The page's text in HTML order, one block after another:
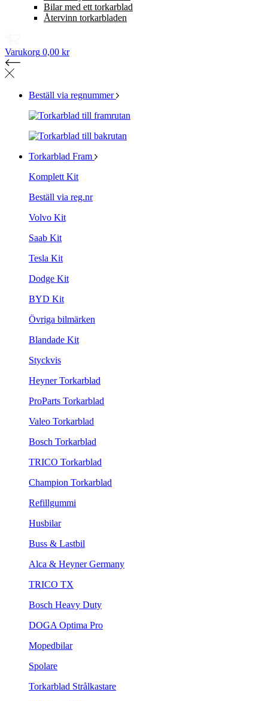
Bilar med ett torkarblad
Återvinn torkarbladen
Varukorg 0,00 kr
Beställ via regnummer
Torkarblad Fram
Komplett Kit
Beställ via reg.nr
Volvo Kit
Saab Kit
Tesla Kit
Dodge Kit
BYD Kit
Övriga bilmärken
Blandade Kit
Styckvis
Heyner Torkarblad
ProParts Torkarblad
Valeo Torkarblad
Bosch Torkarblad
TRICO Torkarblad
Champion Torkarblad
Refillgummi
Husbilar
Buss & Lastbil
Alca & Heyner Germany
TRICO TX
Bosch Heavy Duty
DOGA Optima Pro
Mopedbilar
Spolare
Torkarblad Strålkastare